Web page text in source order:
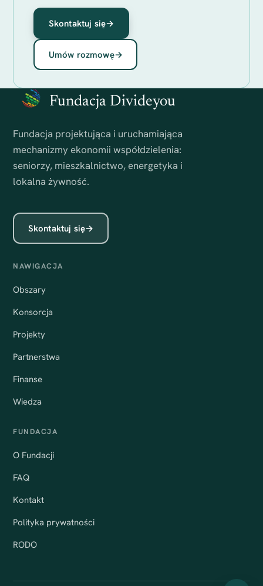
Skontaktuj się→
Umów rozmowę→
Fundacja Divideyou
Fundacja projektująca i uruchamiająca
mechanizmy ekonomii współdzielenia:
seniorzy, mieszkalnictwo, energetyka i
lokalna żywność.
Skontaktuj się→
NAWIGACJA
Obszary
Konsorcja
Projekty
Partnerstwa
Finanse
Wiedza
FUNDACJA
O Fundacji
FAQ
Kontakt
Polityka prywatności
RODO